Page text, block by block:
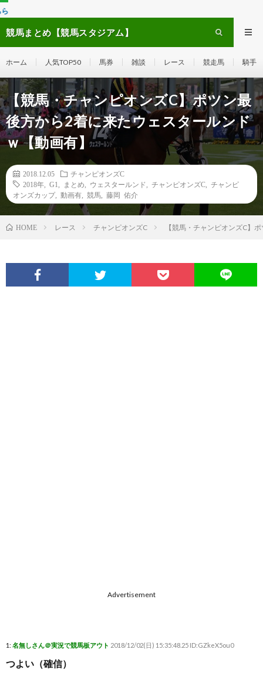
競馬まとめ【競馬スタジアム】
ホーム 人気TOP50 馬券 雑談 レース 競走馬 騎手
【競馬・チャンピオンズC】ポツン最
後方から2着に来たウェスタールンド
ｗ【動画有】
2018.12.05
チャンピオンズC
2018年
G1 まとめ ウェスタールンド チャンピオンズC
チャンピ
オンズカップ, 動画有 競馬 藤岡 佑介
HOME レース チャンピオンズC 【競馬・チャンピオンズC】
Advertisement
1: 名無しさん＠実況で競馬板アウト 2018/12/02(日) 15:35:48.25 ID:GZkeX5ou0
つよい（確信）